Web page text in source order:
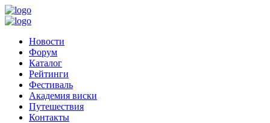
Новости
Форум
Каталог
Рейтинги
Фестиваль
Академия виски
Путешествия
Контакты